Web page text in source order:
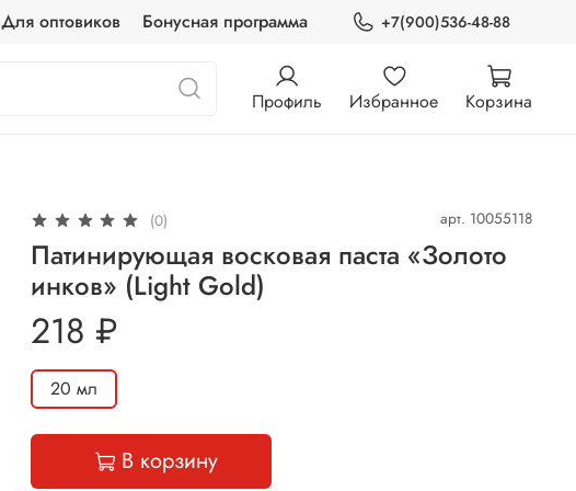
Для оптовиков Бонусная программа +7(900)536-48-88
Профиль Избранное Корзина
(0) арт. 10055118
Патинирующая восковая паста «Золото
инков» (Light Gold)
218 ₽
20 мл
В корзину